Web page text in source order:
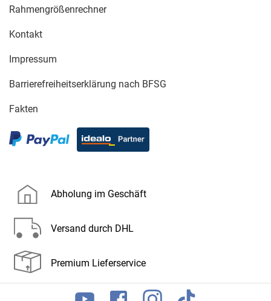
Rahmengrößenrechner
Kontakt
Impressum
Barrierefreiheitserklärung nach BFSG
Fakten
Abholung im Geschäft
Versand durch DHL
Premium Lieferservice